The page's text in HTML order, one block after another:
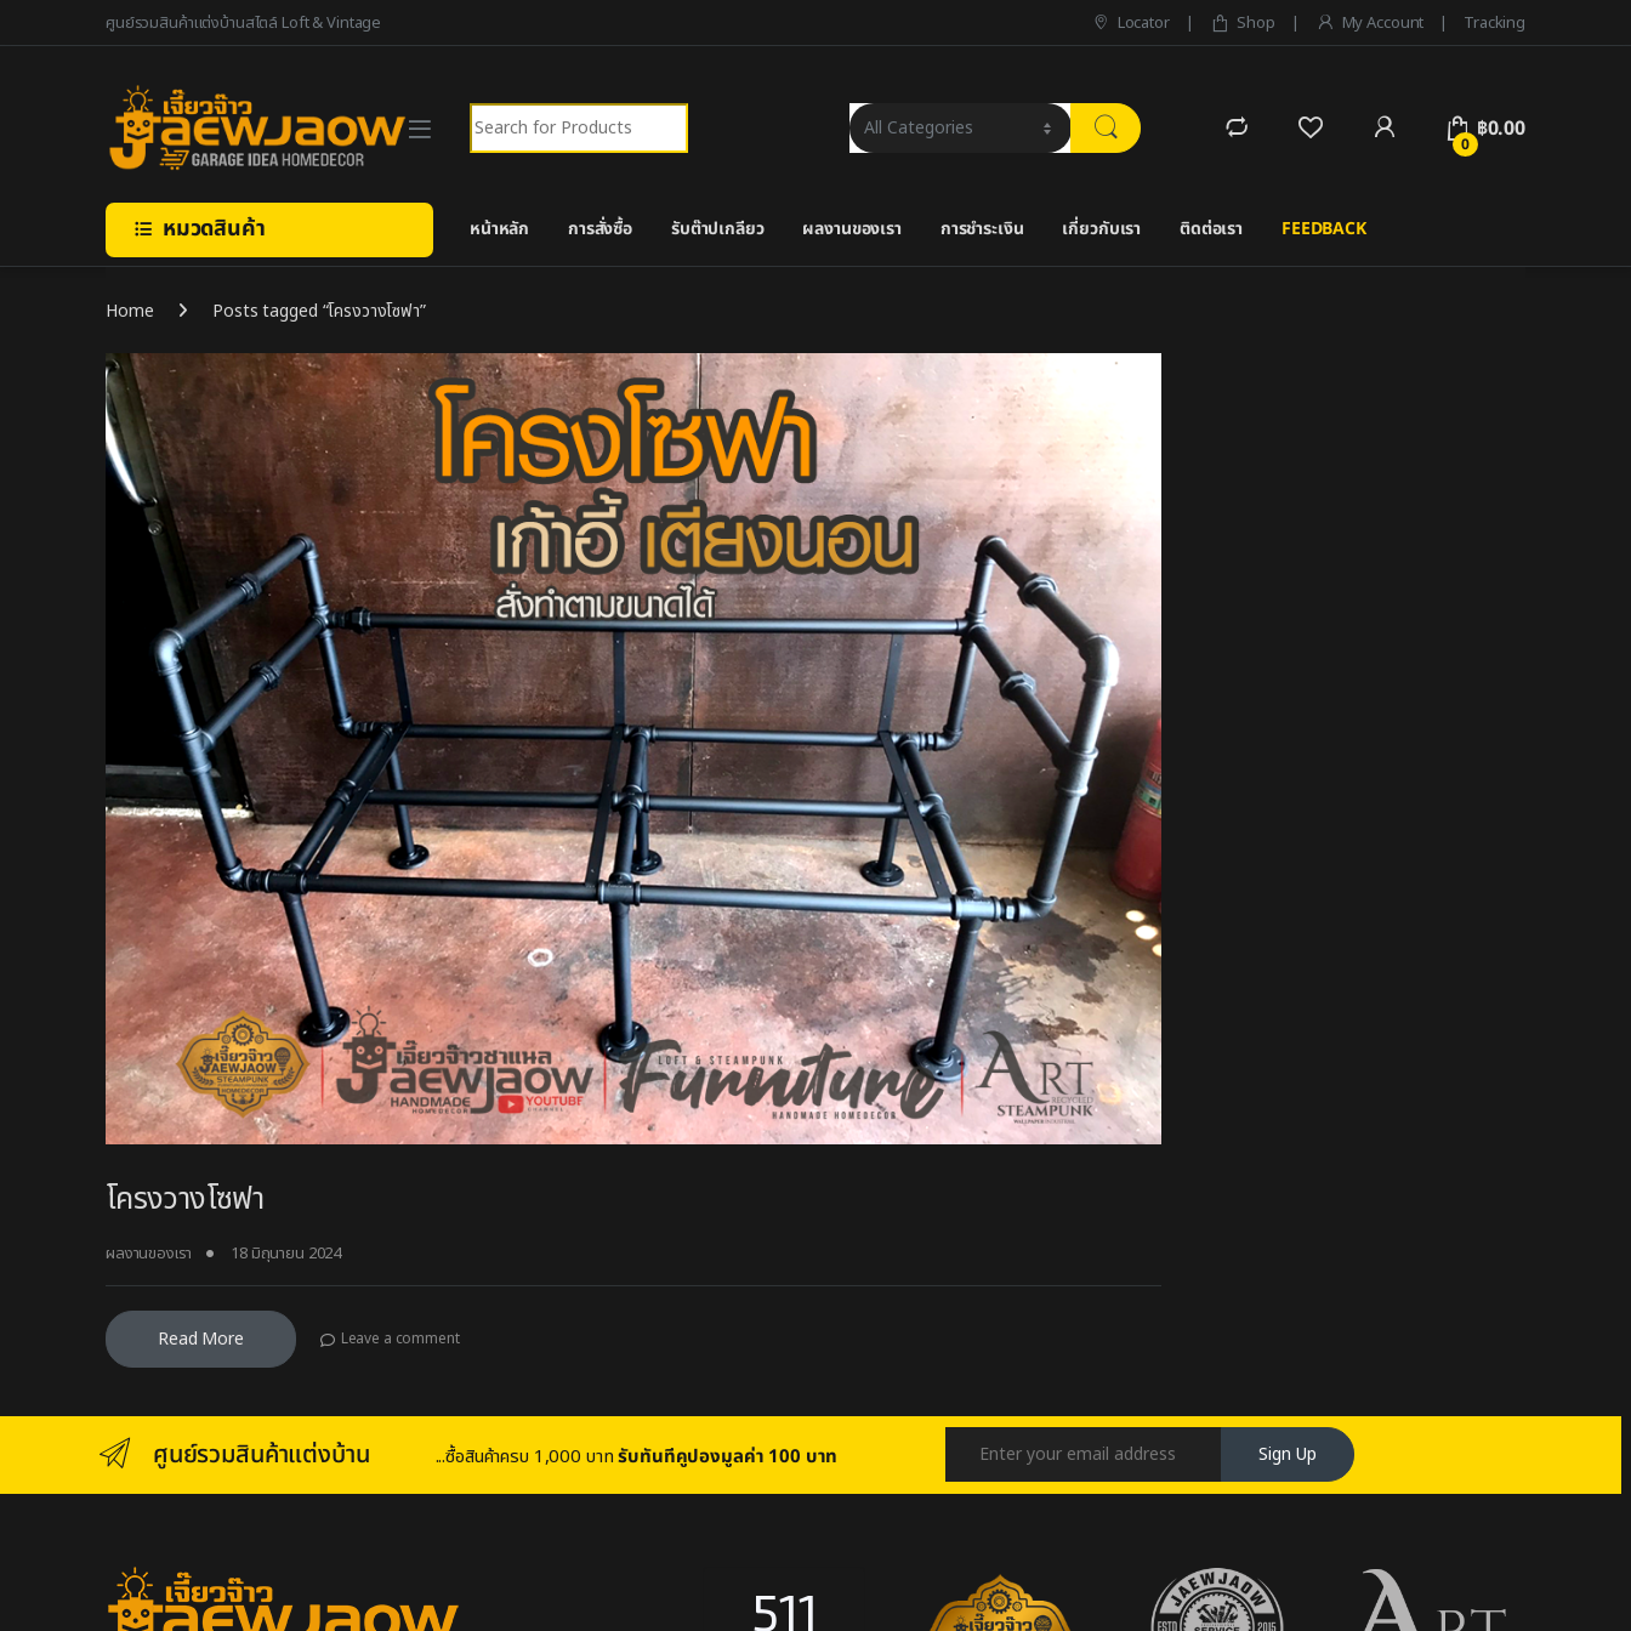
Skip to navigationศูนย์รวมสินค้าแต่งบ้านสไตล์ Loft & Vintage Locator Shop My Account Tracking
Search for:
0
฿0.00
หมวดสินค้า หน้าหลัก การสั่งซื้อ รับต๊าปเกลียว ผลงานของเรา การชำระเงิน เกี่ยวกับเรา ติดต่อเรา FEEDBACK
Home Posts tagged “โครงวางโซฟา”
โครงวางโซฟา
ผลงานของเรา 18 มิถุนายน 2024
Read More Leave a comment
ศูนย์รวมสินค้าแต่งบ้าน ...ซื้อสินค้าครบ 1,000 บาทรับทันทีคูปองมูลค่า 100 บาท Sign Up
511